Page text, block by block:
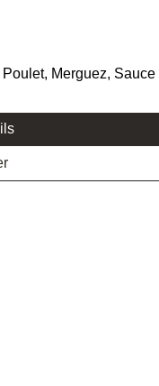
Merguez, Sauce